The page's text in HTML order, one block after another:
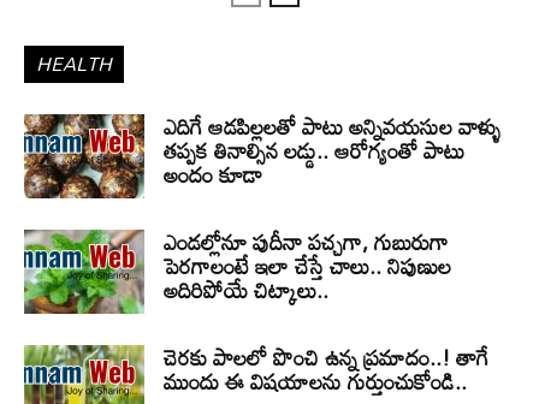
HEALTH
ఎదిగే ఆడపిల్లలతో పాటు అన్నివయసుల వాళ్ళు
తప్పక తినాల్సిన లడ్డు.. ఆరోగ్యంతో పాటు
అందం కూడా
ఎండల్లోనూ పుదీనా పచ్చగా, గుబురుగా
పెరగాలంటే ఇలా చేస్తే చాలు.. నిపుణుల
అదిరిపోయే చిట్కాలు..
చెరకు పాలలో పొంచి ఉన్న ప్రమాదం..! తాగే
ముందు ఈ విషయాలను గుర్తుంచుకోండి..